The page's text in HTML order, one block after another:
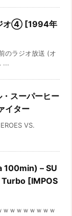
オ④ [1994年
のラジオ放送 (オ
...
スーパーヒー
イター
VS.
100min) – SU
Turbo [IMPOS
ｗｗｗｗｗｗｗｗ